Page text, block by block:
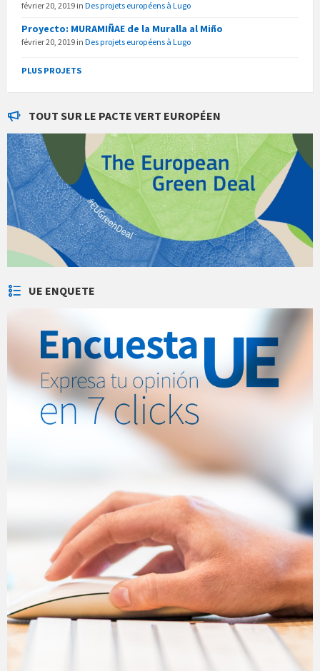
février 20, 2019 in Des projets européens à Lugo
Proyecto: MURAMIÑAE de la Muralla al Miño
février 20, 2019 in Des projets européens à Lugo
PLUS PROJETS
TOUT SUR LE PACTE VERT EUROPÉEN
UE ENQUETE